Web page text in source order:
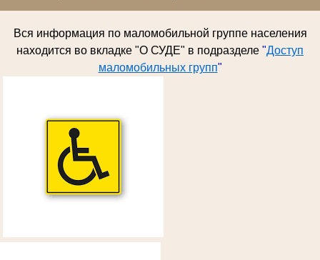
Вся информация по маломобильной группе населения
находится во вкладке "О СУДЕ" в подразделе "Доступ
маломобильных групп"